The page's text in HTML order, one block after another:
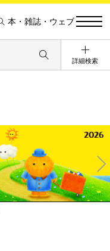
本・雑誌・ウェブ
詳細検索
Ne
xt